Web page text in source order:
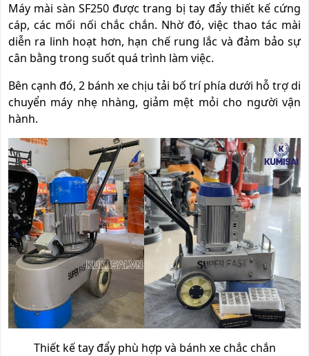
Máy mài sàn SF250 được trang bị tay đẩy thiết kế cứng
cáp, các mối nối chắc chắn. Nhờ đó, việc thao tác mài
diễn ra linh hoạt hơn, hạn chế rung lắc và đảm bảo sự
cân bằng trong suốt quá trình làm việc.
Bên cạnh đó, 2 bánh xe chịu tải bố trí phía dưới hỗ trợ di
chuyển máy nhẹ nhàng, giảm mệt mỏi cho người vận
hành.
Thiết kế tay đẩy phù hợp và bánh xe chắc chắn